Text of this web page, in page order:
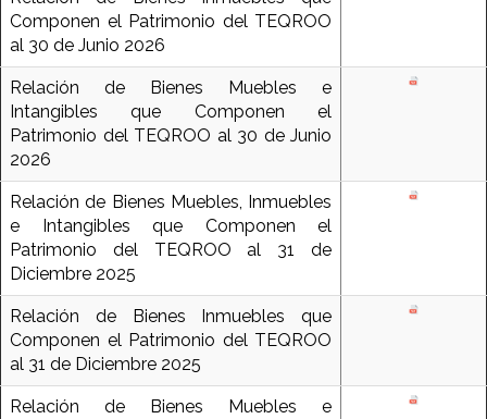
Componen el Patrimonio del TEQROO
al 30 de Junio 2026
Relación de Bienes Muebles e
Intangibles que Componen el
Patrimonio del TEQROO al 30 de Junio
2026
Relación de Bienes Muebles, Inmuebles
e Intangibles que Componen el
Patrimonio del TEQROO al 31 de
Diciembre 2025
Relación de Bienes Inmuebles que
Componen el Patrimonio del TEQROO
al 31 de Diciembre 2025
Relación de Bienes Muebles e